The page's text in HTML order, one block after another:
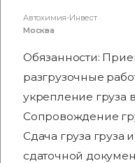
Автохимия-Инвест
Москва
Обязанности:
разгрузочные
укрепление груза
Сопровождение
Сдача груза
сдаточной